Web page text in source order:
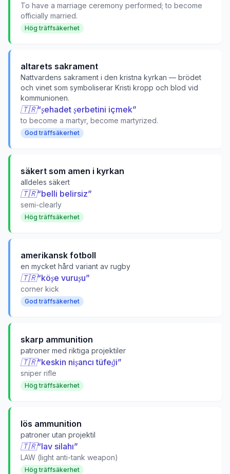
To have a marriage ceremony performed; to become
officially married.
Hög träffsäkerhet
altarets sakrament
Nattvardens sakrament i den kristna kyrkan — brödet
och vinet som symboliserar Kristi kropp och blod vid
kommunionen.
🇹🇷“şehadet şerbetini içmek”
to become a martyr, become martyrized.
God träffsäkerhet
säkert som amen i kyrkan
alldeles säkert
🇹🇷“belli belirsiz”
semi-clearly
Hög träffsäkerhet
amerikansk fotboll
en mycket hård variant av rugby
🇹🇷“köşe vuruşu”
corner kick
God träffsäkerhet
skarp ammunition
patroner med riktiga projektiler
🇹🇷“keskin nişancı tüfeği”
sniper rifle
Hög träffsäkerhet
lös ammunition
patroner utan projektil
🇹🇷“lav silahı”
LAW (light anti-tank weapon)
Hög träffsäkerhet